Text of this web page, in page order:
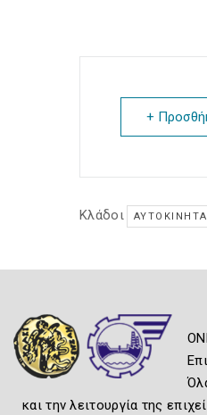
+
Κλάδοι ΑΥΤΟΚΊΝΗΤΑ
και την λειτουργία της